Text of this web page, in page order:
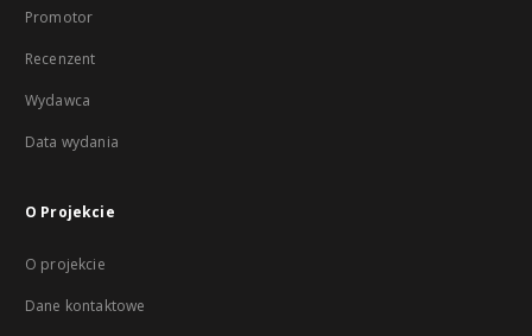
Promotor
Recenzent
Wydawca
Data wydania
O Projekcie
O projekcie
Dane kontaktowe